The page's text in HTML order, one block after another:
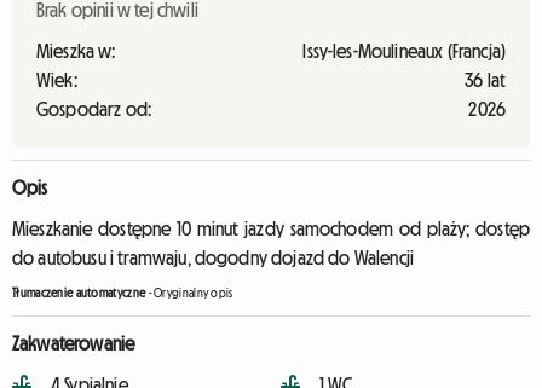
Brak opinii w tej chwili
Mieszka w:
Issy-les-Moulineaux (Francja)
Wiek:
36 lat
Gospodarz od:
2026
Opis
Mieszkanie dostępne 10 minut jazdy samochodem od plaży; dostęp
do autobusu i tramwaju, dogodny dojazd do Walencji
Tłumaczenie automatyczne-Oryginalny opis
Zakwaterowanie